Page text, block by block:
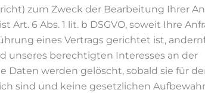
zum Zweck der Bearbeitung Ihrer
Art. 6 Abs. 1 lit. b DSGVO, soweit Ihre
eines Vertrags gerichtet ist,
unseres berechtigten Interesses an der
Daten werden gelöscht, sobald sie für
sind und keine gesetzlichen